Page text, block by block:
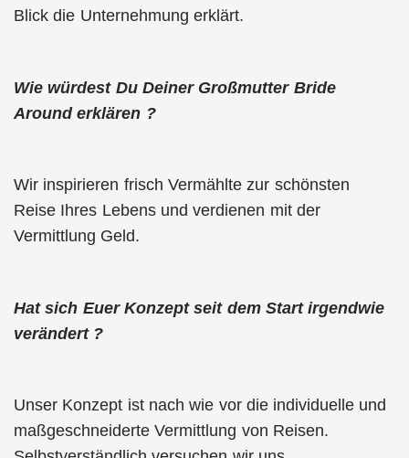
Blick die Unternehmung erklärt.
Wie würdest Du Deiner Großmutter Bride
Around erklären ?
Wir inspirieren frisch Vermählte zur schönsten
Reise Ihres Lebens und verdienen mit der
Vermittlung Geld.
Hat sich Euer Konzept seit dem Start irgendwie
verändert ?
Unser Konzept ist nach wie vor die individuelle und
maßgeschneiderte Vermittlung von Reisen.